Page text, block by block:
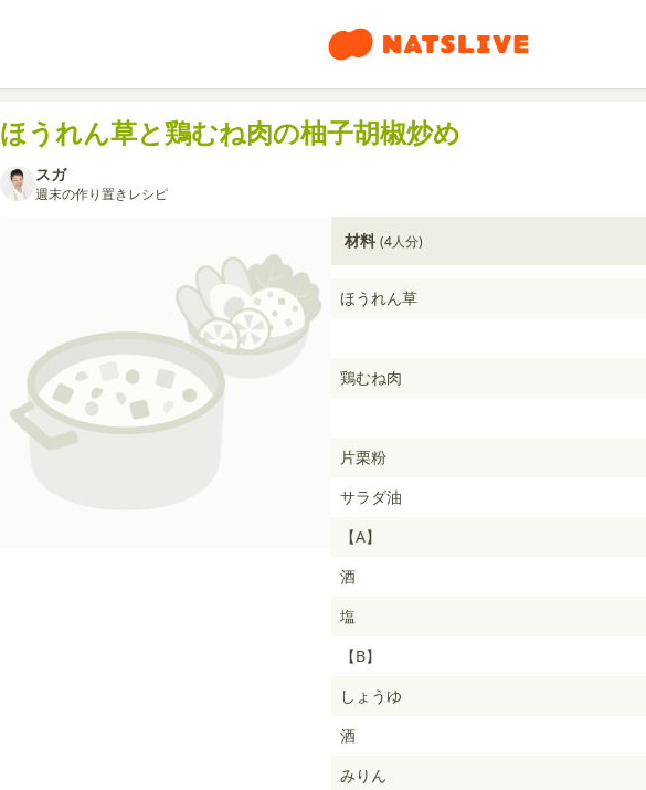
ほうれん草と鶏むね肉の柚子胡椒炒め
スガ
週末の作り置きレシピ
材料 (4人分)
ほうれん草
鶏むね肉
片栗粉
サラダ油
【A】
酒
塩
【B】
しょうゆ
酒
みりん